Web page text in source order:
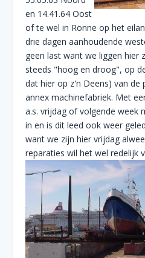
en 14.41.64 Oost
of te wel in Rönne op het
drie dagen aanhoudende
geen last want we liggen hier
steeds "hoog en droog", op
dat hier op z'n Deens) van de
annex machinefabriek. Met
a.s. vrijdag of volgende week
in en is dit leed ook weer
want we zijn hier vrijdag
reparaties wil het wel redelijk